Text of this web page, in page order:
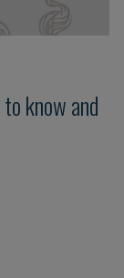
know and